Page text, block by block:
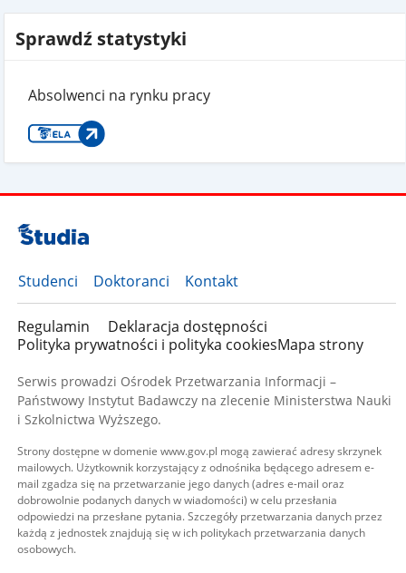
Sprawdź statystyki
Absolwenci na rynku pracy
Studenci Doktoranci Kontakt
Regulamin
Deklaracja dostępności
Polityka prywatności i polityka cookiesMapa strony
Serwis prowadzi Ośrodek Przetwarzania Informacji –
Państwowy Instytut Badawczy na zlecenie Ministerstwa Nauki
i Szkolnictwa Wyższego.
Strony dostępne w domenie www.gov.pl mogą zawierać adresy skrzynek
mailowych. Użytkownik korzystający z odnośnika będącego adresem e-
mail zgadza się na przetwarzanie jego danych (adres e-mail oraz
dobrowolnie podanych danych w wiadomości) w celu przesłania
odpowiedzi na przesłane pytania. Szczegóły przetwarzania danych przez
każdą z jednostek znajdują się w ich politykach przetwarzania danych
osobowych.